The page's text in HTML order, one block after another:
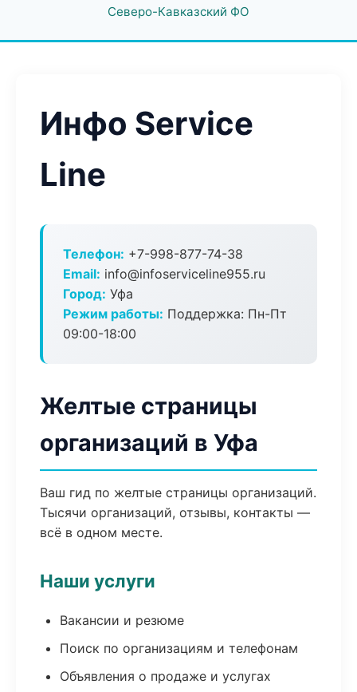
Северо-Кавказский ФО
Инфо Service
Line
Телефон: +7-998-877-74-38
Email: info@infoserviceline955.ru
Город: Уфа
Режим работы: Поддержка: Пн-Пт
09:00-18:00
Желтые страницы
организаций в Уфа
Ваш гид по желтые страницы организаций.
Тысячи организаций, отзывы, контакты —
всё в одном месте.
Наши услуги
Вакансии и резюме
Поиск по организациям и телефонам
Объявления о продаже и услугах